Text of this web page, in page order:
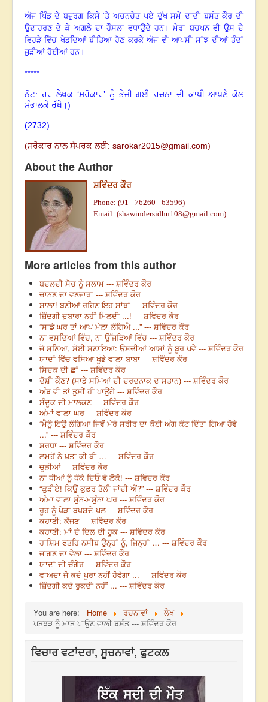
ਅੱਜ ਪਿੰਡ ਦੇ ਬਜ਼ੁਰਗ ਕਿਸੇ ’ਤੇ ਅਚਨਚੇਤ ਪਏ ਦੁੱਖ ਸਮੇਂ ਦਾਦੀ ਬਸੰਤ ਕੌਰ ਦੀ
ਉਦਾਹਰਣ ਦੇ ਕੇ ਅਗਲੇ ਦਾ ਹੌਸਲਾ ਵਧਾਉਂਦੇ ਹਨ।ਮੇਰਾ ਬਚਪਨ ਵੀ ਉਸ ਦੇ
ਵਿਹੜੇ ਵਿੱਚ ਖੇਡਦਿਆਂ ਬੀਤਿਆ ਹੋਣ ਕਰਕੇ ਅੱਜ ਵੀ ਆਪਸੀ ਸਾਂਝ ਦੀਆਂ ਤੰਦਾਂ
ਜੁੜੀਆਂ ਹੋਈਆਂ ਹਨ।
*****
ਨੋਟ: ਹਰ ਲੇਖਕ ‘ਸਰੋਕਾਰ’ ਨੂੰ ਭੇਜੀ ਗਈ ਰਚਨਾ ਦੀ ਕਾਪੀ ਆਪਣੇ ਕੋਲ
ਸੰਭਾਲਕੇ ਰੱਖੇ।)
(2732)
(ਸਰੋਕਾਰ ਨਾਲ ਸੰਪਰਕ ਲਈ: sarokar2015@gmail.com)
About the Author
ਸ਼ਵਿੰਦਰ ਕੌਰ
Phone: (91 - 76260 - 63596)
Email: (shawindersidhu108@gmail.com)
More articles from this author
ਬਦਲਦੀ ਸੋਚ ਨੂੰ ਸਲਾਮ --- ਸ਼ਵਿੰਦਰ ਕੌਰ
ਚਾਨਣ ਦਾ ਵਣਜਾਰਾ --- ਸ਼ਵਿੰਦਰ ਕੌਰ
ਸ਼ਾਲਾ! ਬਣੀਆਂ ਰਹਿਣ ਇਹ ਸਾਂਝਾਂ --- ਸ਼ਵਿੰਦਰ ਕੌਰ
ਜ਼ਿੰਦਗੀ ਦੁਬਾਰਾ ਨਹੀਂ ਮਿਲਦੀ ...! --- ਸ਼ਵਿੰਦਰ ਕੌਰ
“ਸਾਡੇ ਘਰ ਤਾਂ ਆਪ ਮੇਲਾ ਲੱਗਿਐ ...” --- ਸ਼ਵਿੰਦਰ ਕੌਰ
ਨਾ ਵਸਦਿਆਂ ਵਿੱਚ, ਨਾ ਉੱਜੜਿਆਂ ਵਿੱਚ --- ਸ਼ਵਿੰਦਰ ਕੌਰ
ਜੋ ਸੁਣਿਆ, ਸੋਈ ਸੁਣਾਇਆ: ਉਸਦੀਆਂ ਆਸਾਂ ਨੂੰ ਬੂਰ ਪਵੇ --- ਸ਼ਵਿੰਦਰ ਕੌਰ
ਯਾਦਾਂ ਵਿੱਚ ਵਸਿਆ ਖੂੰਡੇ ਵਾਲਾ ਬਾਬਾ --- ਸ਼ਵਿੰਦਰ ਕੌਰ
ਸਿਦਕ ਦੀ ਛਾਂ --- ਸ਼ਵਿੰਦਰ ਕੌਰ
ਦੋਸ਼ੀ ਕੌਣ? (ਸਾਡੇ ਸਮਿਆਂ ਦੀ ਦਰਦਨਾਕ ਦਾਸਤਾਨ) --- ਸ਼ਵਿੰਦਰ ਕੌਰ
ਅੰਬ ਵੀ ਤਾਂ ਤੁਸੀਂ ਹੀ ਖਾਉਗੇ --- ਸ਼ਵਿੰਦਰ ਕੌਰ
ਸੰਦੂਕ ਦੀ ਮਾਲਕਣ --- ਸ਼ਵਿੰਦਰ ਕੌਰ
ਅੰਮਾਂ ਵਾਲਾ ਘਰ --- ਸ਼ਵਿੰਦਰ ਕੌਰ
“ਮੈਨੂੰ ਇਉਂ ਲੱਗਿਆ ਜਿਵੇਂ ਮੇਰੇ ਸਰੀਰ ਦਾ ਕੋਈ ਅੰਗ ਕੱਟ ਦਿੱਤਾ ਗਿਆ ਹੋਵੇ
...” --- ਸ਼ਵਿੰਦਰ ਕੌਰ
ਸ਼ਰਧਾ --- ਸ਼ਵਿੰਦਰ ਕੌਰ
ਲਮਹੋਂ ਨੇ ਖ਼ਤਾ ਕੀ ਥੀ … --- ਸ਼ਵਿੰਦਰ ਕੌਰ
ਚੂੜੀਆਂ --- ਸ਼ਵਿੰਦਰ ਕੌਰ
ਨਾ ਧੀਆਂ ਨੂੰ ਧੱਕੇ ਦਿਓ ਵੇ ਲੋਕੋ! --- ਸ਼ਵਿੰਦਰ ਕੌਰ
“ਕੁੜੀਏ! ਕਿਉਂ ਕੁਫ਼ਰ ਤੋਲੀ ਜਾਂਦੀ ਐਂ?” --- ਸ਼ਵਿੰਦਰ ਕੌਰ
ਅੰਮਾ ਵਾਲਾ ਸੁੰਨ-ਮਸੁੰਨਾ ਘਰ --- ਸ਼ਵਿੰਦਰ ਕੌਰ
ਰੂਹ ਨੂੰ ਖੇੜਾ ਬਖਸ਼ਦੇ ਪਲ --- ਸ਼ਵਿੰਦਰ ਕੌਰ
ਕਹਾਣੀ: ਕੱਜਣ --- ਸ਼ਵਿੰਦਰ ਕੌਰ
ਕਹਾਣੀ: ਮਾਂ ਦੇ ਦਿਲ ਦੀ ਹੂਕ --- ਸ਼ਵਿੰਦਰ ਕੌਰ
ਹਾਸ਼ਿਮ ਫਤਹਿ ਨਸੀਬ ਉਨ੍ਹਾਂ ਨੂੰ, ਜਿਨ੍ਹਾਂ … --- ਸ਼ਵਿੰਦਰ ਕੌਰ
ਜਾਗਣ ਦਾ ਵੇਲਾ --- ਸ਼ਵਿੰਦਰ ਕੌਰ
ਯਾਦਾਂ ਦੀ ਚੰਗੇਰ --- ਸ਼ਵਿੰਦਰ ਕੌਰ
ਵਾਅਦਾ ਜੋ ਕਦੇ ਪੂਰਾ ਨਹੀਂ ਹੋਵੇਗਾ ... --- ਸ਼ਵਿੰਦਰ ਕੌਰ
ਜ਼ਿੰਦਗੀ ਕਦੇ ਰੁਕਦੀ ਨਹੀਂ ... --- ਸ਼ਵਿੰਦਰ ਕੌਰ
You are here: Home ਰਚਨਾਵਾਂ
ਲੇਖ
ਪਤਝੜ ਨੂੰ ਮਾਤ ਪਾਉਣ ਵਾਲੀ ਬਸੰਤ --- ਸ਼ਵਿੰਦਰ ਕੌਰ
ਵਿਚਾਰ ਵਟਾਂਦਰਾ, ਸੂਚਨਾਵਾਂ, ਫੁਟਕਲ